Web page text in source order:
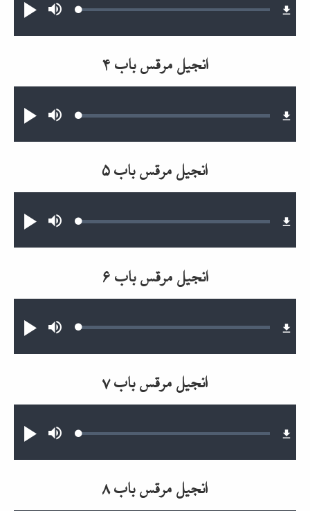
پخش MuteLoaded:
انجیل مرقس باب ۴
پخش MuteLoaded:
انجیل مرقس باب ۵
پخش MuteLoaded:
انجیل مرقس باب ۶
پخش MuteLoaded:
انجیل مرقس باب ۷
پخش MuteLoaded:
انجیل مرقس باب ۸